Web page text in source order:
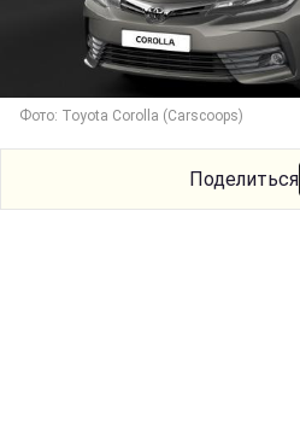
Фото: Toyota Corolla (Carscoops)
Поделиться